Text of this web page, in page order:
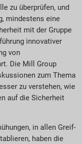
zu überprüfen, und
mindestens eine
mit der Gruppe
innovativer
von
Die Mill Group
zum Thema
zu verstehen, wie
auf die Sicherheit
in allen Greif-
haben die